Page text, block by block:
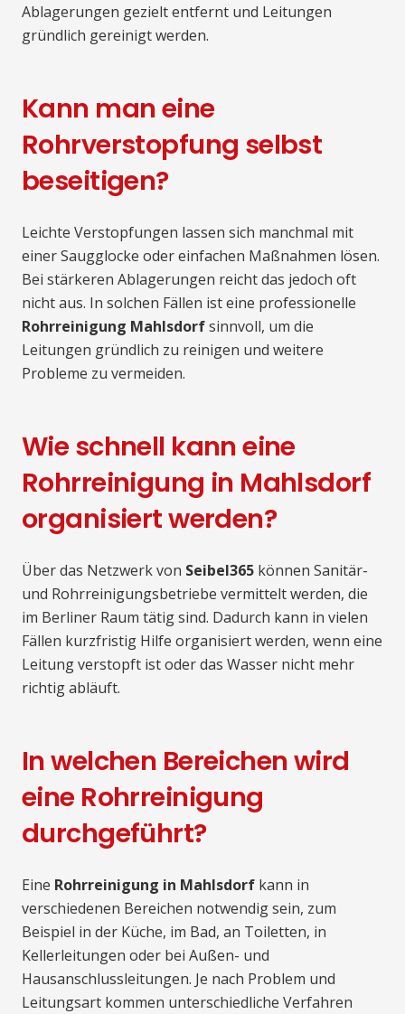
Ablagerungen gezielt entfernt und Leitungen
gründlich gereinigt werden.
Kann man eine
Rohrverstopfung selbst
beseitigen?
Leichte Verstopfungen lassen sich manchmal mit
einer Saugglocke oder einfachen Maßnahmen lösen.
Bei stärkeren Ablagerungen reicht das jedoch oft
nicht aus. In solchen Fällen ist eine professionelle
Rohrreinigung Mahlsdorfsinnvoll, um die
Leitungen gründlich zu reinigen und weitere
Probleme zu vermeiden.
Wie schnell kann eine
Rohrreinigung in Mahlsdorf
organisiert werden?
Über das Netzwerk von Seibel365 können Sanitär-
und Rohrreinigungsbetriebe vermittelt werden, die
im Berliner Raum tätig sind. Dadurch kann in vielen
Fällen kurzfristig Hilfe organisiert werden, wenn eine
Leitung verstopft ist oder das Wasser nicht mehr
richtig abläuft.
In welchen Bereichen wird
eine Rohrreinigung
durchgeführt?
Eine Rohrreinigung in Mahlsdorf kann in
verschiedenen Bereichen notwendig sein, zum
Beispiel in der Küche, im Bad, an Toiletten, in
Kellerleitungen oder bei Außen- und
Hausanschlussleitungen. Je nach Problem und
Leitungsart kommen unterschiedliche Verfahren